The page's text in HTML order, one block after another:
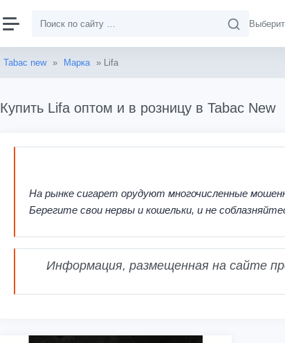
Tabac new » Марка » Lifa
Купить Lifa оптом и в розницу в Tabac New
На рынке сигарет орудуют многочисленные
Берегите свои нервы и кошельки, и не
Информация, размещенная на сайте